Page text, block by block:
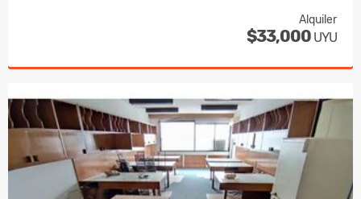
Alquiler
$33,000 UYU